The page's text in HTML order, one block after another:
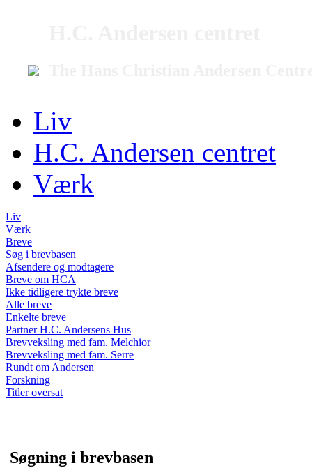
Liv
H.C. Andersen centret
Værk
Liv
Værk
Breve
Søg i brevbasen
Afsendere og modtagere
Breve om HCA
Ikke tidligere trykte breve
Alle breve
Enkelte breve
Partner H.C. Andersens Hus
Brevveksling med fam. Melchior
Brevveksling med fam. Serre
Rundt om Andersen
Forskning
Titler oversat
Søgning i brevbasen